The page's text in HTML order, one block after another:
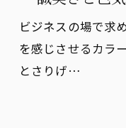
ビジネスの場で求
を感じさせるカラ
とさりげ…